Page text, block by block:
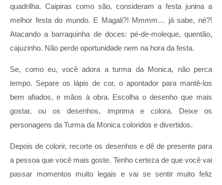
quadrilha. Caipiras como são, consideram a festa junina a
melhor festa do mundo. E Magali?! Mmmm… já sabe, né?!
Atacando a barraquinha de doces: pé-de-moleque, quentão,
cajuzinho. Não perde oportunidade nem na hora da festa.
Se, como eu, você adora a turma da Monica, não perca
tempo. Separe os lápis de cor, o apontador para mantê-los
bem afiados, e mãos à obra. Escolha o desenho que mais
gostar, ou os desenhos, imprima e colora. Deixe os
personagens da Turma da Monica coloridos e divertidos.
Depois de colorir, recorte os desenhos e dê de presente para
a pessoa que você mais goste. Tenho certeza de que você vai
passar momentos muito legais e vai se sentir muito feliz